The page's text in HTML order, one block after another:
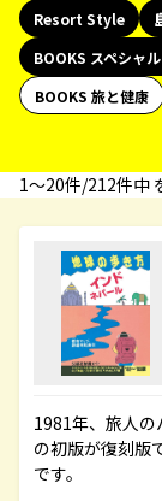
Resort Style
BOOKS スペシャ
BOOKS 旅と健康
1〜20件/212件中
1981年、旅人
の初版が復刻版
です。